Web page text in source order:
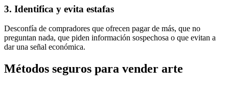
3. Identifica y evita estafas
Desconfía de compradores que ofrecen pagar de más, que no
preguntan nada, que piden información sospechosa o que evitan a
dar una señal económica.
Métodos seguros para vender arte